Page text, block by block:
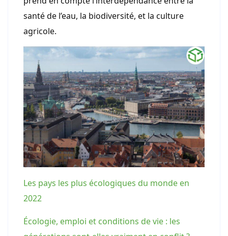
santé de l’eau, la biodiversité, et la culture
agricole.
Les pays les plus écologiques du monde en
2022
Écologie, emploi et conditions de vie : les